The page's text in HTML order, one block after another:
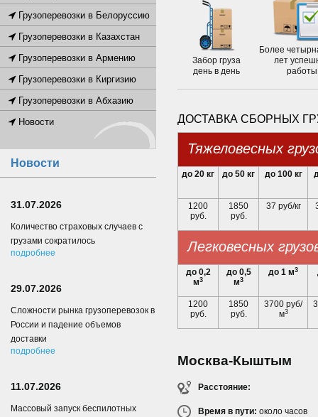
Забор груза
день в день
Более
лет
работы
ДОСТАВКА СБОРНЫХ
Тяжеловесных
до 20 кг до 50 кг до 100 кг
1200
руб.
1850
руб.
37 руб/кг
Легковесных
до 0,2
м3
до 0,5
м3
до 1 м3
1200
руб.
1850
руб.
3700 руб/
м3
Москва-Кыштым
Расстояние:
Время в пути: около часов
Грузоперевозки в Белоруссию
Грузоперевозки в Казахстан
Грузоперевозки в Армению
Грузоперевозки в Киргизию
Грузоперевозки в Абхазию
Новости
Новости
31.07.2026
Количество страховых случаев с
грузами сократилось
подробнее
29.07.2026
Сложности рынка грузоперевозок в
России и падение объемов
доставки
подробнее
11.07.2026
Массовый запуск беспилотных